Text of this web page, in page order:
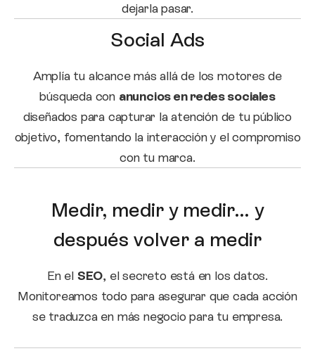
dejarla pasar.
Social Ads
Amplía tu alcance más allá de los motores de
búsqueda con anuncios en redes sociales
diseñados para capturar la atención de tu público
objetivo, fomentando la interacción y el compromiso
con tu marca.
Medir, medir y medir… y
después volver a medir
En el SEO, el secreto está en los datos.
Monitoreamos todo para asegurar que cada acción
se traduzca en más negocio para tu empresa.